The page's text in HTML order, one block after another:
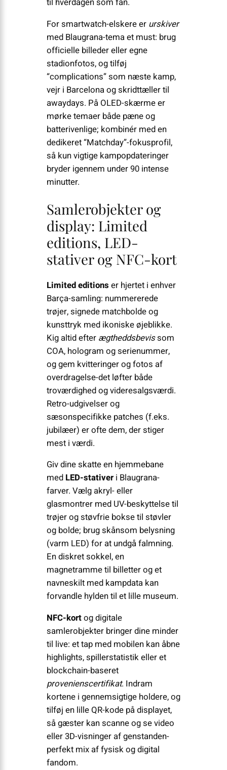
For smartwatch-elskere er urskiver
med Blaugrana-tema et must: brug
officielle billeder eller egne
stadionfotos, og tilføj
“complications” som næste kamp,
vejr i Barcelona og skridttæller til
awaydays. På OLED-skærme er
mørke temaer både pæne og
batterivenlige; kombinér med en
dedikeret “Matchday”-fokusprofil,
så kun vigtige kampopdateringer
bryder igennem under 90 intense
minutter.
Samlerobjekter og
display: Limited
editions, LED-
stativer og NFC-kort
Limited editions er hjertet i enhver
Barça-samling: nummererede
trøjer, signede matchbolde og
kunsttryk med ikoniske øjeblikke.
Kig altid efter ægtheddsbevissom
COA, hologram og serienummer,
og gem kvitteringer og fotos af
overdragelse-det løfter både
troværdighed og videresalgsværdi.
Retro-udgivelser og
sæsonspecifikke patches (f.eks.
jubilæer) er ofte dem, der stiger
mest i værdi.
Giv dine skatte en hjemmebane
med LED-stativeri Blaugrana-
farver. Vælg akryl- eller
glasmontrer med UV-beskyttelse til
trøjer og støvfrie bokse til støvler
og bolde; brug skånsom belysning
(varm LED) for at undgå falmning.
En diskret sokkel, en
magnetramme til billetter og et
navneskilt med kampdata kan
forvandle hylden til et lille museum.
NFC-kortog digitale
samlerobjekter bringer dine minder
til live: et tap med mobilen kan åbne
highlights, spillerstatistik eller et
blockchain-baseret
provenienscertifikat. Indram
kortene i gennemsigtige holdere, og
tilføj en lille QR-kode på displayet,
så gæster kan scanne og se video
eller 3D-visninger af genstanden-
perfekt mix af fysisk og digital
fandom.